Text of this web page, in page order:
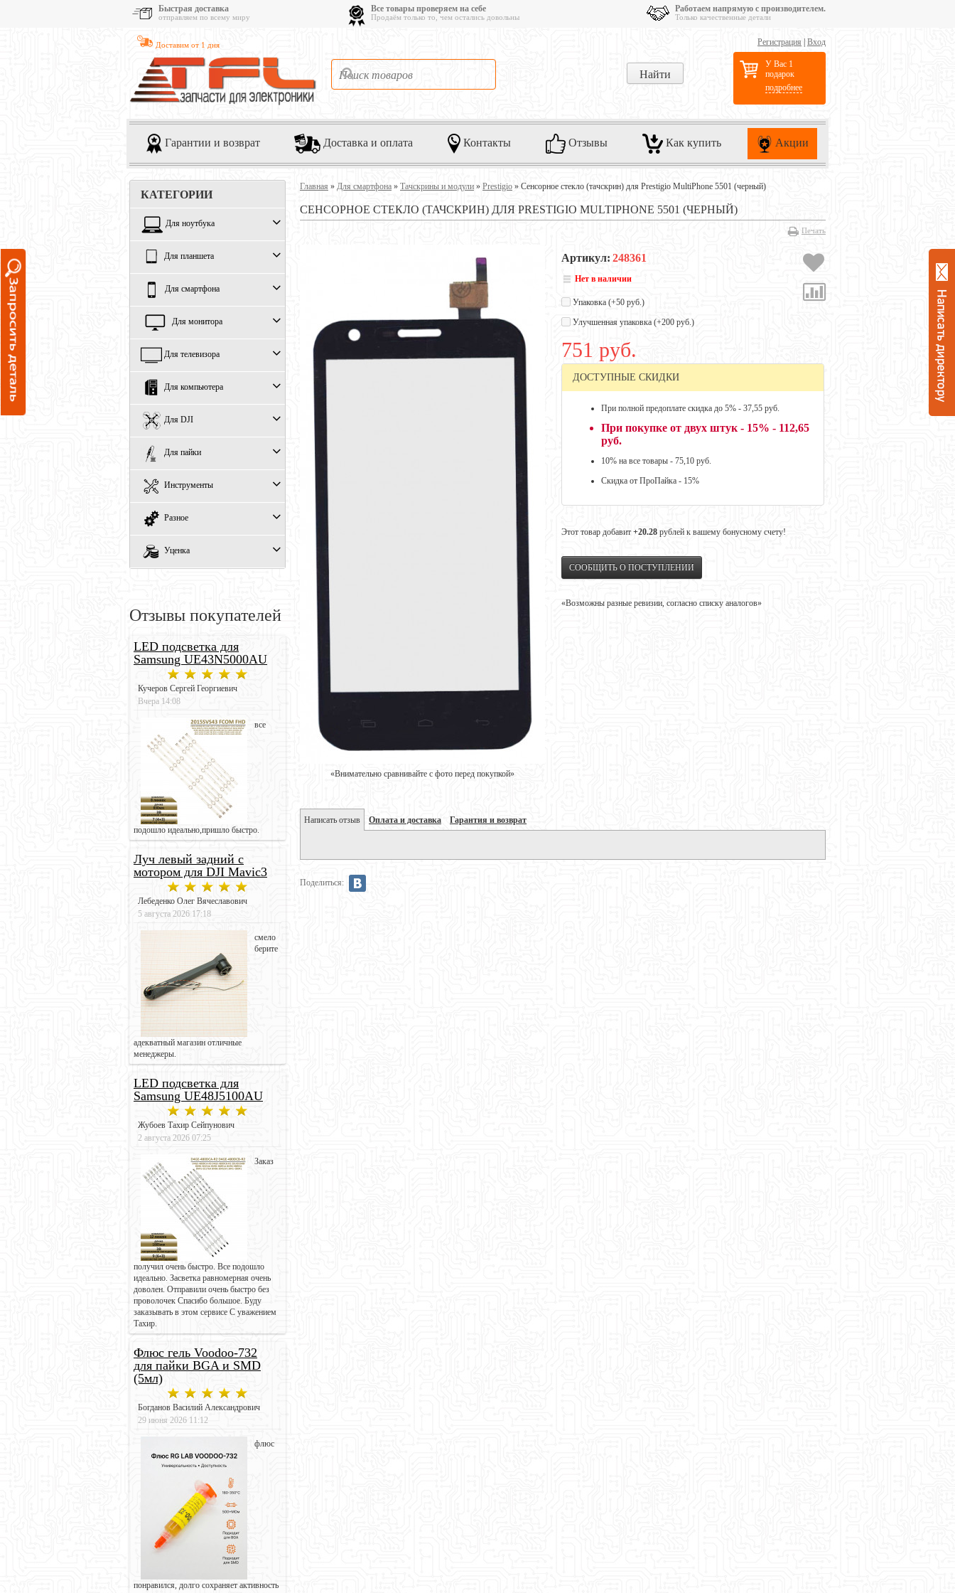
Быстрая доставка
отправляем по всему миру
Все товары проверяем на себе
Продаём только то, чем остались довольны
Работаем напрямую с производителем.
Только качественные детали
Доставим от 1 дня Регистрация Вход
У Вас 1
подарок
подробнее
Гарантии и возврат Доставка и оплата Контакты Отзывы Как купить Акции
КАТЕГОРИИ
Для ноутбука
Для планшета
Для смартфона
Для монитора
Для телевизора
Для компьютера
Для DJI
Для пайки
Инструменты
Разное
Уценка
Отзывы покупателей
LED подсветка для
Samsung UE43N5000AU
Кучеров Сергей Георгиевич
Вчера 14:08
все
подошло идеально,пришло быстро.
Луч левый задний с
мотором для DJI Mavic3
Лебеденко Олег Вячеславович
5 августа 2026 17:18
смело
берите
адекватный магазин отличные
менеджеры.
LED подсветка для
Samsung UE48J5100AU
Жубоев Тахир Сейпунович
2 августа 2026 07:25
Заказ
получил очень быстро. Все подошло
идеально. Засветка равномерная очень
доволен. Отправили очень быстро без
проволочек Спасибо большое. Буду
заказывать в этом сервисе С уважением
Тахир.
Флюс гель Voodoo-732
для пайки BGA и SMD
(5мл)
Богданов Василий Александрович
29 июня 2026 11:12
флюс
понравился, долго сохраняет активность
Главная » Для смартфона » Тачскрины и модули » Prestigio » Сенсорное стекло (тачскрин) для Prestigio MultiPhone 5501 (черный)
СЕНСОРНОЕ СТЕКЛО (ТАЧСКРИН) ДЛЯ PRESTIGIO MULTIPHONE 5501 (ЧЕРНЫЙ)
Печать
«Внимательно сравнивайте с фото перед покупкой»
Артикул: 248361
Нет в наличии
Упаковка (+50 руб.)
Улучшенная упаковка (+200 руб.)
751 руб.
ДОСТУПНЫЕ СКИДКИ
При полной предоплате скидка до 5% - 37,55 руб.
При покупке от двух штук - 15% - 112,65
руб.
10% на все товары - 75,10 руб.
Скидка от ПроПайка - 15%
Этот товар добавит +20.28 рублей к вашему бонусному счету!
СООБЩИТЬ О ПОСТУПЛЕНИИ
«Возможны разные ревизии, согласно списку аналогов»
Написать отзыв Оплата и доставка Гарантия и возврат
Поделиться: